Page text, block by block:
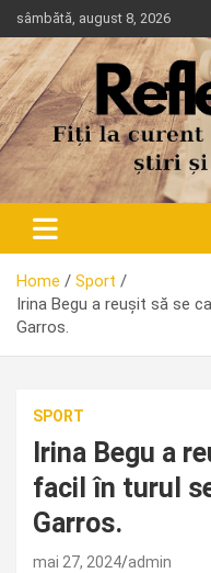
Skip
to
content
sâmbătă, august 8, 2026
Home
Sport
Irina Begu a reușit să se
Garros.
SPORT
Irina Begu a
facil în turul
Garros.
mai 27, 2024 admin